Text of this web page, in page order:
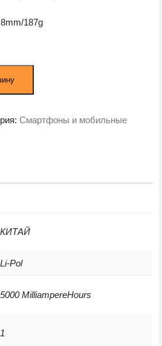
187g
Смартфоны и мобильные
КИТАЙ
Li-Pol
5000 MilliampereHours
1